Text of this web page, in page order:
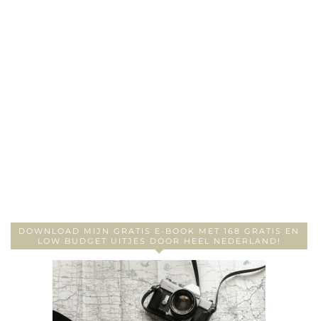
DOWNLOAD MIJN GRATIS E-BOOK MET 168 GRATIS EN
LOW BUDGET UITJES DOOR HEEL NEDERLAND!